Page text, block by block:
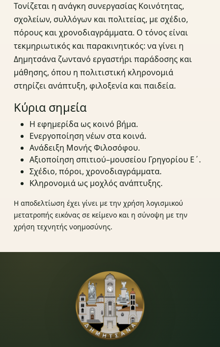
Τονίζεται η ανάγκη συνεργασίας Κοινότητας,
σχολείων, συλλόγων και πολιτείας, με σχέδιο,
πόρους και χρονοδιαγράμματα. Ο τόνος είναι
τεκμηριωτικός και παρακινητικός: να γίνει η
Δημητσάνα ζωντανό εργαστήρι παράδοσης και
μάθησης, όπου η πολιτιστική κληρονομιά
στηρίζει ανάπτυξη, φιλοξενία και παιδεία.
Κύρια σημεία
Η εφημερίδα ως κοινό βήμα.
Ενεργοποίηση νέων στα κοινά.
Ανάδειξη Μονής Φιλοσόφου.
Αξιοποίηση σπιτιού–μουσείου Γρηγορίου Ε΄.
Σχέδιο, πόροι, χρονοδιαγράμματα.
Κληρονομιά ως μοχλός ανάπτυξης.
Η αποδελτίωση έχει γίνει με την χρήση λογισμικού
μετατροπής εικόνας σε κείμενο και η σύνοψη με την
χρήση τεχνητής νοημοσύνης.